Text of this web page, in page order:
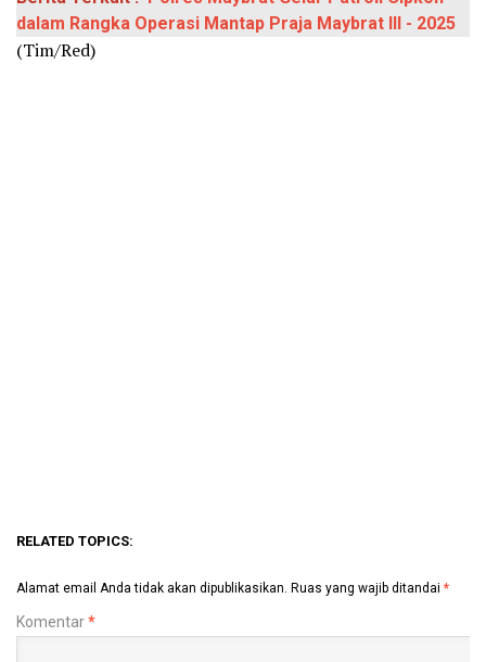
dalam Rangka Operasi Mantap Praja Maybrat III - 2025
(Tim/Red)
RELATED TOPICS:
Alamat email Anda tidak akan dipublikasikan. Ruas yang wajib ditandai *
Komentar*